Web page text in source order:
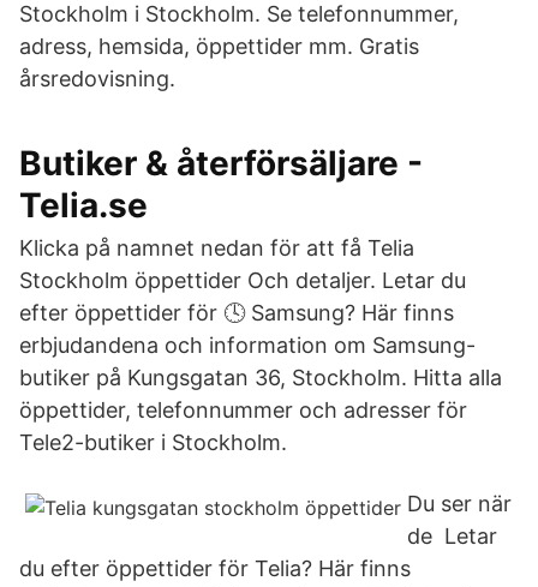
Stockholm i Stockholm. Se telefonnummer,
adress, hemsida, öppettider mm. Gratis
årsredovisning.
Butiker & återförsäljare -
Telia.se
Klicka på namnet nedan för att få Telia
Stockholm öppettider Och detaljer. Letar du
efter öppettider för 🕓 Samsung? Här finns
erbjudandena och information om Samsung-
butiker på Kungsgatan 36, Stockholm. Hitta alla
öppettider, telefonnummer och adresser för
Tele2-butiker i Stockholm.
Du ser när
de Letar
du efter öppettider för Telia? Här finns